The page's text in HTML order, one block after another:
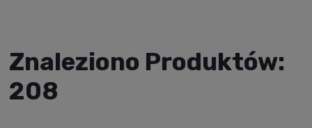
Znaleziono Produktów:
208